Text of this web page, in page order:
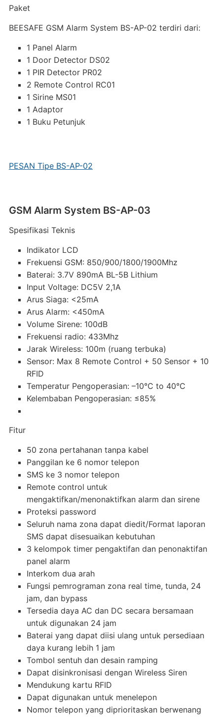
Paket
BEESAFE GSM Alarm System BS-AP-02 terdiri dari:
1 Panel Alarm
1 Door Detector DS02
1 PIR Detector PR02
2 Remote Control RC01
1 Sirine MS01
1 Adaptor
1 Buku Petunjuk
PESAN Tipe BS-AP-02
GSM Alarm System BS-AP-03
Spesifikasi Teknis
Indikator LCD
Frekuensi GSM: 850/900/1800/1900Mhz
Baterai: 3.7V 890mA BL-5B Lithium
Input Voltage: DC5V 2,1A
Arus Siaga: <25mA
Arus Alarm: <450mA
Volume Sirene: 100dB
Frekuensi radio: 433Mhz
Jarak Wireless: 100m (ruang terbuka)
Sensor: Max 8 Remote Control + 50 Sensor + 10
RFID
Temperatur Pengoperasian: –10°C to 40°C
Kelembaban Pengoperasian: ≤85%
Fitur
50 zona pertahanan tanpa kabel
Panggilan ke 6 nomor telepon
SMS ke 3 nomor telepon
Remote control untuk
mengaktifkan/menonaktifkan alarm dan sirene
Proteksi password
Seluruh nama zona dapat diedit/Format laporan
SMS dapat disesuaikan kebutuhan
3 kelompok timer pengaktifan dan penonaktifan
panel alarm
Interkom dua arah
Fungsi pemrograman zona real time, tunda, 24
jam, dan bypass
Tersedia daya AC dan DC secara bersamaan
untuk digunakan 24 jam
Baterai yang dapat diisi ulang untuk persediaan
daya kurang lebih 1 jam
Tombol sentuh dan desain ramping
Dapat disinkronisasi dengan Wireless Siren
Mendukung kartu RFID
Dapat digunakan untuk menelepon
Nomor telepon yang diprioritaskan berwenang